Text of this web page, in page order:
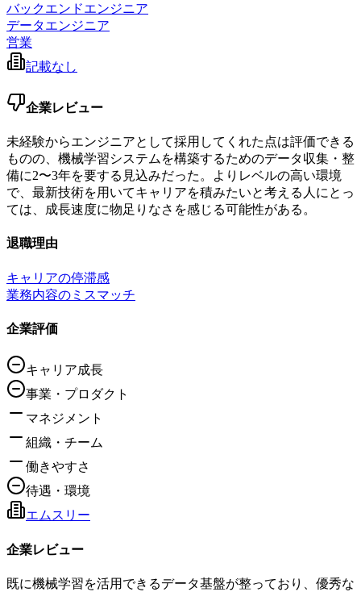
バックエンドエンジニア
データエンジニア
営業
記載なし
企業レビュー
未経験からエンジニアとして採用してくれた点は評価できる
ものの、機械学習システムを構築するためのデータ収集・整
備に2〜3年を要する見込みだった。よりレベルの高い環境
で、最新技術を用いてキャリアを積みたいと考える人にとっ
ては、成長速度に物足りなさを感じる可能性がある。
退職理由
キャリアの停滞感
業務内容のミスマッチ
企業評価
キャリア成長
事業・プロダクト
マネジメント
組織・チーム
働きやすさ
待遇・環境
エムスリー
企業レビュー
既に機械学習を活用できるデータ基盤が整っており、優秀な